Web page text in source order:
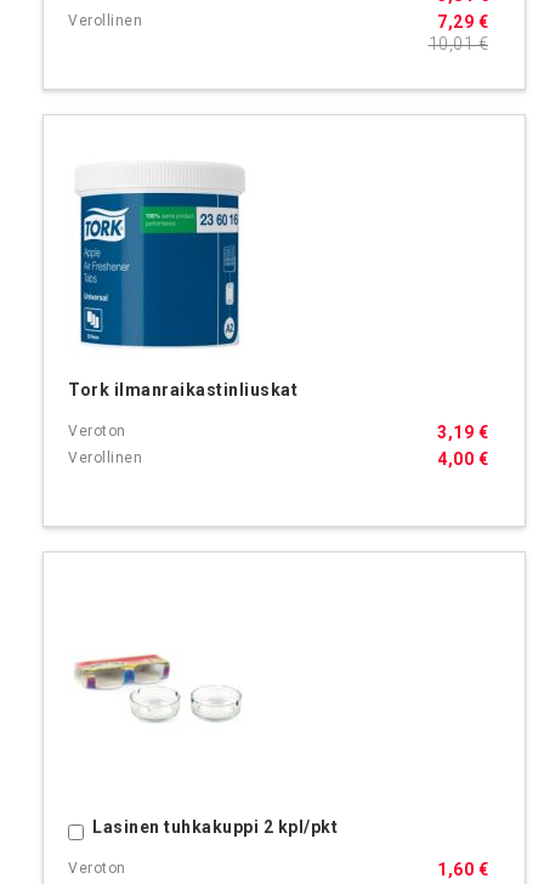
7,29 €
10,01 €
Tork ilmanraikastinliuskat
4,00 €
3,19 €
Lasinen tuhkakuppi 2 kpl/pkt
1,60 €
Ostoskoriin